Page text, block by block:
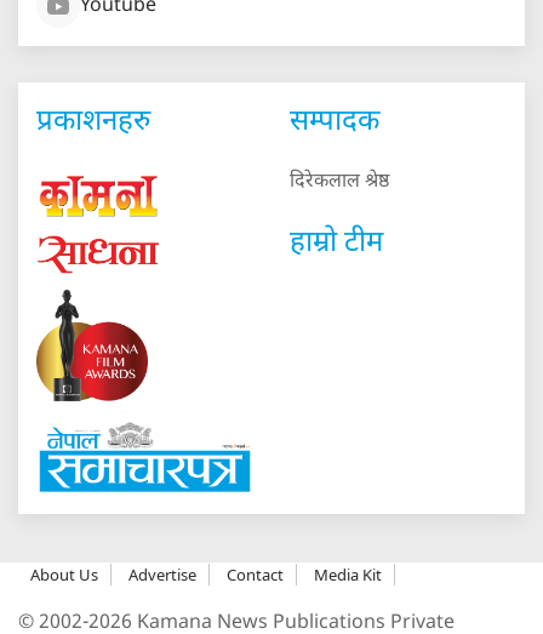
Youtube
प्रकाशनहरु सम्पादक
दिरेकलाल श्रेष्ठ
हाम्रो टीम
About Us Advertise Contact Media Kit
© 2002-2026 Kamana News Publications Private